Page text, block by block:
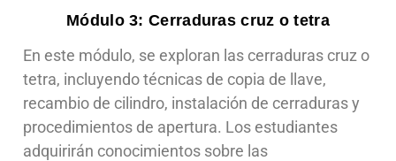
Módulo 3: Cerraduras cruz o tetra
En este módulo, se exploran las cerraduras cruz o
tetra, incluyendo técnicas de copia de llave,
recambio de cilindro, instalación de cerraduras y
procedimientos de apertura. Los estudiantes
adquirirán conocimientos sobre las